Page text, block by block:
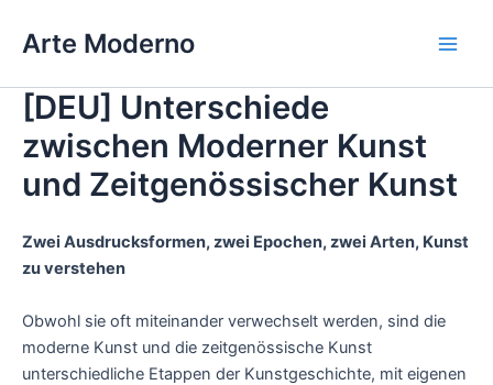
Arte Moderno
[DEU] Unterschiede
zwischen Moderner Kunst
und Zeitgenössischer Kunst
Zwei Ausdrucksformen, zwei Epochen, zwei Arten, Kunst
zu verstehen
Obwohl sie oft miteinander verwechselt werden, sind die
moderne Kunst und die zeitgenössische Kunst
unterschiedliche Etappen der Kunstgeschichte, mit eigenen